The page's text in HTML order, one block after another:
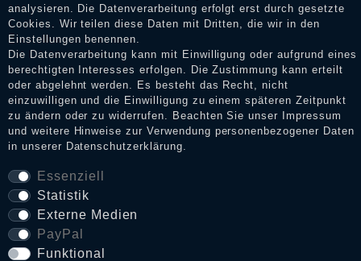
Daten­schutz­erklärung
AGB
VERTRAG WIDERRUFEN
Kontakt
analysieren. Die Datenverarbeitung erfolgt erst durch gesetzte
Cookies. Wir teilen diese Daten mit Dritten, die wir in den
Einstellungen benennen.
Die Datenverarbeitung kann mit Einwilligung oder aufgrund eines
berechtigten Interesses erfolgen. Die Zustimmung kann erteilt
oder abgelehnt werden. Es besteht das Recht, nicht
einzuwilligen und die Einwilligung zu einem späteren Zeitpunkt
zu ändern oder zu widerrufen. Beachten Sie unser
Impressum
und weitere Hinweise zur Verwendung personenbezogener Daten
in unserer Daten­schutz­erklärung.
Essenziell
Statistik
Externe Medien
PayPal
Funktional